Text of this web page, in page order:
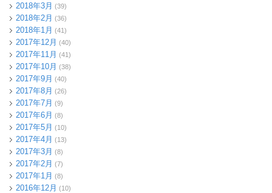
2018年3月 (39)
2018年2月 (36)
2018年1月 (41)
2017年12月 (40)
2017年11月 (41)
2017年10月 (38)
2017年9月 (40)
2017年8月 (26)
2017年7月 (9)
2017年6月 (8)
2017年5月 (10)
2017年4月 (13)
2017年3月 (8)
2017年2月 (7)
2017年1月 (8)
2016年12月 (10)